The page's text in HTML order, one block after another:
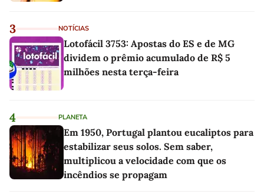
3 NOTÍCIAS
Lotofácil 3753: Apostas do ES e de MG
dividem o prêmio acumulado de R$ 5
milhões nesta terça-feira
4 PLANETA
Em 1950, Portugal plantou eucaliptos para
estabilizar seus solos. Sem saber,
multiplicou a velocidade com que os
incêndios se propagam